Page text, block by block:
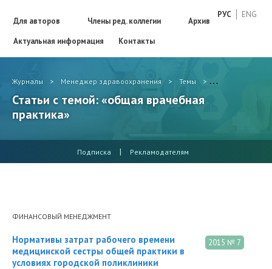
РУС ENG
Для авторов Члены ред. коллегии
Архив
Актуальная информация
Контакты
Журналы > Менеджер здравоохранения > Темы > общая
Статьи с темой: «общая врачебная
практика»
Подписка | Рекламодателям
ФИНАНСОВЫЙ МЕНЕДЖМЕНТ
2015 № 7
Нормативы затрат рабочего времени
медицинской сестры общей практики в
условиях городской поликлиники